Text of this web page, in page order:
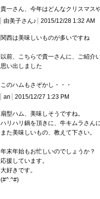
貴一さん、今年はどんなクリスマス
由美子さん♪
2015/12/28 1:32 AM
関西は美味しいものが多いですね
以前、こちらで貴一さんに、ご紹介
思い出しました
このハムもさぞかし・・・
an
2015/12/27 1:23 PM
扇型ハム、美味しそうですね。
ハリハリ鍋を頂きに、牛キムラさん
また美味しいもの、教えて下さい。
年末年始もお忙しいのでしょうか？
応援しています。
大好きです。
(#^.^#)